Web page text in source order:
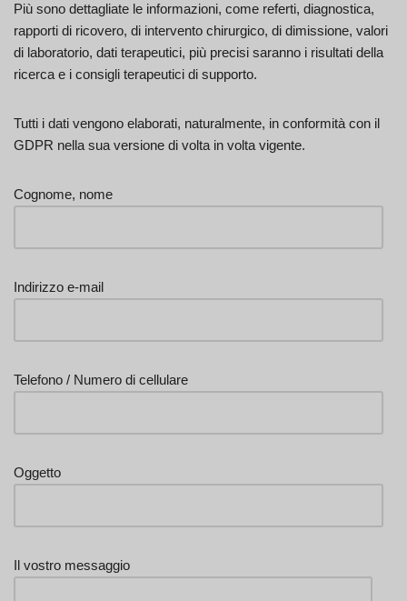
Più sono dettagliate le informazioni, come referti, diagnostica,
rapporti di ricovero, di intervento chirurgico, di dimissione, valori
di laboratorio, dati terapeutici, più precisi saranno i risultati della
ricerca e i consigli terapeutici di supporto.
Tutti i dati vengono elaborati, naturalmente, in conformità con il
GDPR nella sua versione di volta in volta vigente.
Cognome, nome
Indirizzo e-mail
Telefono / Numero di cellulare
Oggetto
Il vostro messaggio